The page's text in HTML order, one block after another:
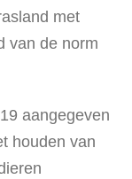
met
van de norm
aangegeven
houden van